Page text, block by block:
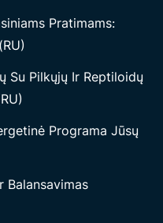
Pratimams:
Su Pilkųjų Ir Reptiloidų
Programa Jūsų
Balansavimas